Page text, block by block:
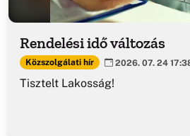
Rendelési idő változás
Közszolgálati hír 2026. 07. 24
Tisztelt Lakosság!